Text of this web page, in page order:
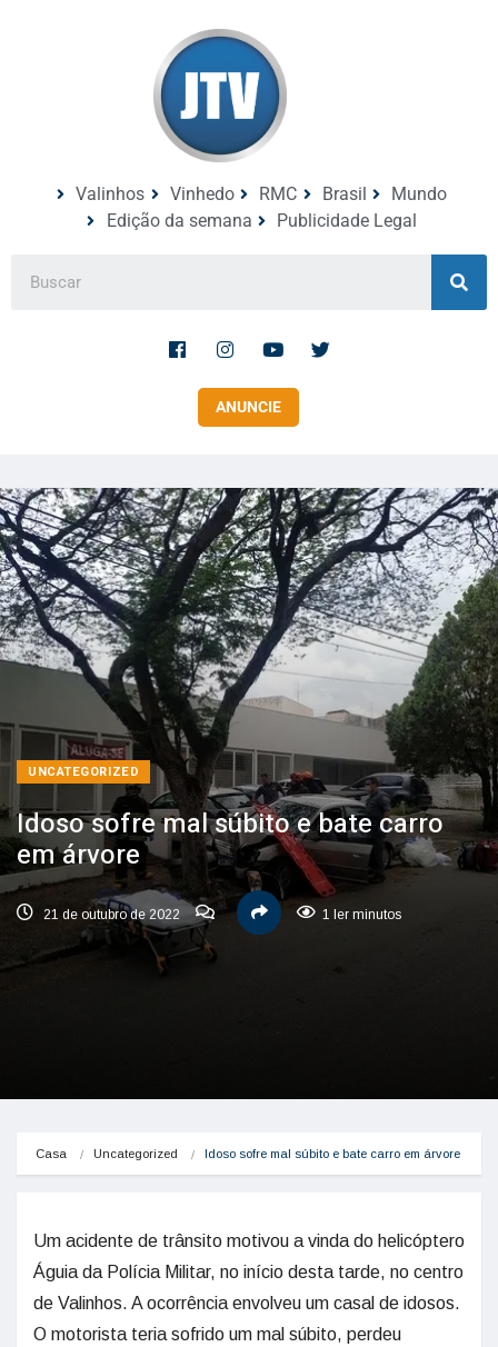
Valinhos Vinhedo RMC Brasil
Mundo
Edição da semana
Publicidade Legal
ANUNCIE
UNCATEGORIZED
Idoso sofre mal súbito e bate carro
em árvore
21 de outubro de 2022 1 ler minutos
Casa Uncategorized Idoso sofre mal súbito e bate carro em árvore
Um acidente de trânsito motivou a vinda do helicóptero
Águia da Polícia Militar, no início desta tarde, no centro
de Valinhos. A ocorrência envolveu um casal de idosos.
O motorista teria sofrido um mal súbito, perdeu